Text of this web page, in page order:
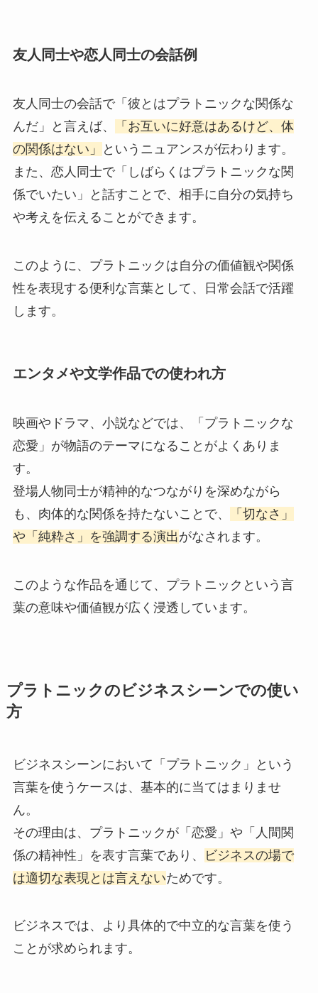
友人同士や恋人同士の会話例
友人同士の会話で「彼とはプラトニックな関係な
んだ」と言えば、
「お互いに好意はあるけど、体
の関係はない」
というニュアンスが伝わります。
また、恋人同士で「しばらくはプラトニックな関
係でいたい」と話すことで、相手に自分の気持ち
や考えを伝えることができます。
このように、プラトニックは自分の価値観や関係
性を表現する便利な言葉として、日常会話で活躍
します。
エンタメや文学作品での使われ方
映画やドラマ、小説などでは、「プラトニックな
恋愛」が物語のテーマになることがよくありま
す。
登場人物同士が精神的なつながりを深めながら
も、肉体的な関係を持たないことで、
「切なさ」
や「純粋さ」を強調する演出がなされます。
このような作品を通じて、プラトニックという言
葉の意味や価値観が広く浸透しています。
プラトニックのビジネスシーンでの使い
方
ビジネスシーンにおいて「プラトニック」という
言葉を使うケースは、基本的に当てはまりませ
ん。
その理由は、プラトニックが「恋愛」や「人間関
係の精神性」を表す言葉であり、
ビジネスの場で
は適切な表現とは言えないためです。
ビジネスでは、より具体的で中立的な言葉を使う
ことが求められます。